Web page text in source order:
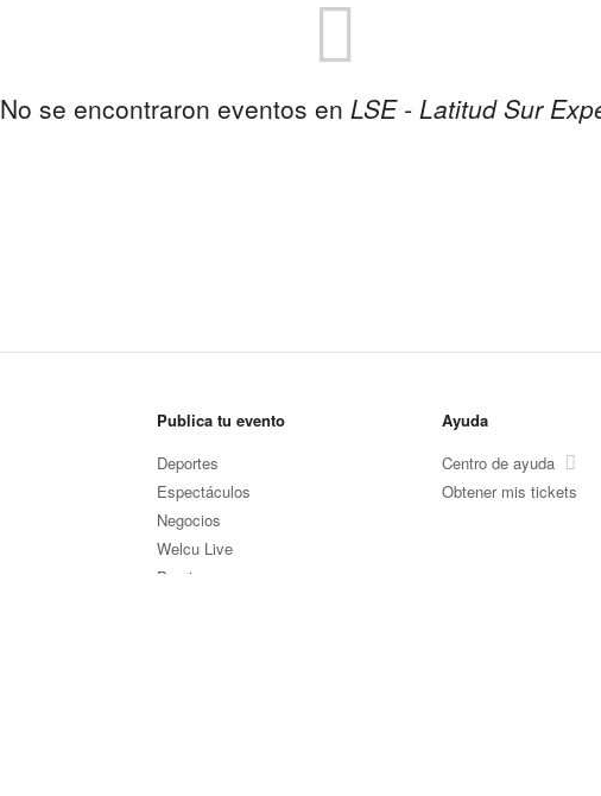
No se encontraron eventos en LSE - Latitud Sur
Publica tu evento
Deportes
Espectáculos
Negocios
Welcu Live
Precios
Ayuda
Centro de ayuda
Obtener mis tickets